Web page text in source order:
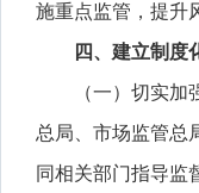
施重点监管，提升
四、建立制度
（一）切实
总局、市场监管总
同相关部门指导监